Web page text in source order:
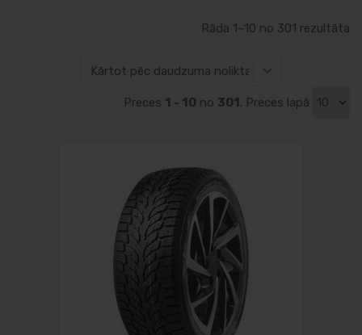
Rāda 1–10 no 301 rezultāta
Preces 1 - 10 no 301. Preces lapā